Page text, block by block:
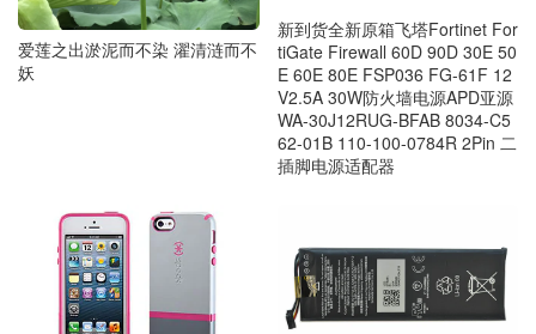
爱莲之出淤泥而不染 濯清涟而不
妖
新到货全新原箱飞塔Fortinet For
tiGate Firewall 60D 90D 30E 50
E 60E 80E FSP036 FG-61F 12
V2.5A 30W防火墙电源APD亚源
WA-30J12RUG-BFAB 8034-C5
62-01B 110-100-0784R 2Pin 二
插脚电源适配器